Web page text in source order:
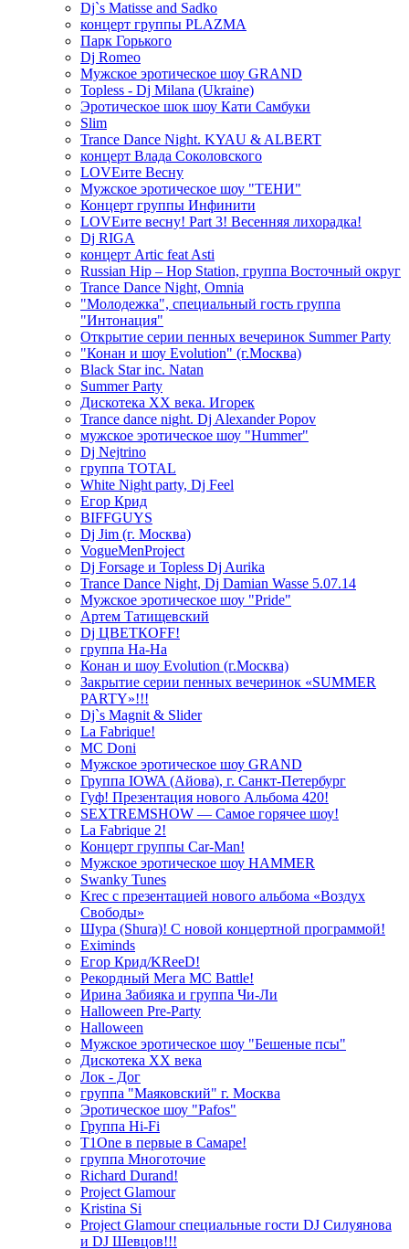
Dj`s Matisse and Sadko
концерт группы PLAZMA
Парк Горького
Dj Romeo
Мужское эротическое шоу GRAND
Topless - Dj Milana (Ukraine)
Эротическое шок шоу Кати Самбуки
Slim
Trance Dance Night. KYAU & ALBERT
концерт Влада Соколовского
LOVEите Весну
Мужское эротическое шоу "ТЕНИ"
Концерт группы Инфинити
LOVEите весну! Part 3! Весенняя лихорадка!
Dj RIGA
концерт Artic feat Asti
Russian Hip – Hop Station, группа Восточный округ
Trance Dance Night, Omnia
"Молодежка", специальный гость группа
"Интонация"
Открытие серии пенных вечеринок Summer Party
"Конан и шоу Evolution" (г.Москва)
Black Star inc. Natan
Summer Party
Дискотека ХХ века. Игорек
Trance dance night. Dj Alexander Popov
мужское эротическое шоу "Hummer"
Dj Nejtrino
группа TOTAL
White Night party, Dj Feel
Егор Крид
BIFFGUYS
Dj Jim (г. Москва)
VogueMenProject
Dj Forsage и Topless Dj Aurika
Trance Dance Night, Dj Damian Wasse 5.07.14
Мужское эротическое шоу "Pride"
Артем Татищевский
Dj ЦВЕТКOFF!
группа На-На
Конан и шоу Evolution (г.Москва)
Закрытие серии пенных вечеринок «SUMMER
PARTY»!!!
Dj`s Magnit & Slider
La Fabrique!
MC Doni
Мужское эротическое шоу GRAND
Группа IOWA (Айова), г. Санкт-Петербург
Гуф! Презентация нового Альбома 420!
SEXTREMSHOW — Самое горячее шоу!
La Fabrique 2!
Концерт группы Car-Man!
Мужское эротическое шоу HAMMER
Swanky Tunes
Krec с презентацией нового альбома «Воздух
Свободы»
Шура (Shura)! С новой концертной программой!
Eximinds
Егор Крид/KReeD!
Рекордный Мега МС Battle!
Ирина Забияка и группа Чи-Ли
Halloween Pre-Party
Halloween
Мужское эротическое шоу "Бешеные псы"
Дискотека ХХ века
Лок - Дог
группа "Маяковский" г. Москва
Эротическое шоу "Pafos"
Группа Hi-Fi
T1One в первые в Самаре!
группа Многоточие
Richard Durand!
Project Glamour
Kristina Si
Project Glamour специальные гости DJ Силуянова
и DJ Шевцов!!!